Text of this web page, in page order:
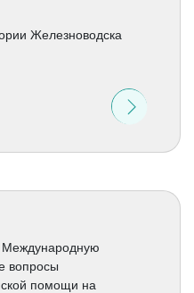
Железноводска
Международную
вопросы
помощи на